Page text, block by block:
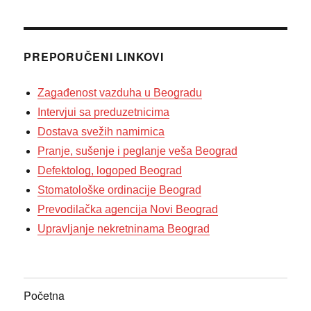
PREPORUČENI LINKOVI
Zagađenost vazduha u Beogradu
Intervjui sa preduzetnicima
Dostava svežih namirnica
Pranje, sušenje i peglanje veša Beograd
Defektolog, logoped Beograd
Stomatološke ordinacije Beograd
Prevodilačka agencija Novi Beograd
Upravljanje nekretninama Beograd
Početna